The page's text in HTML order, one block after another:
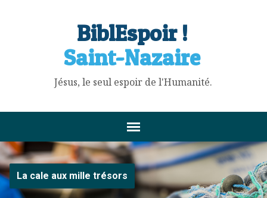
BiblEspoir !
Saint-Nazaire
Jésus, le seul espoir de l'Humanité.
La cale aux mille trésors